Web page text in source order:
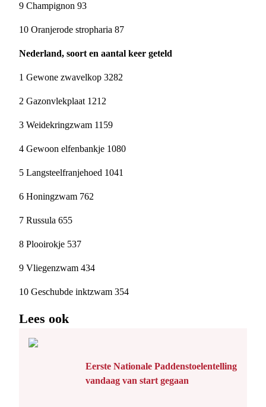
9 Champignon 93
10 Oranjerode stropharia 87
Nederland, soort en aantal keer geteld
1 Gewone zwavelkop 3282
2 Gazonvlekplaat 1212
3 Weidekringzwam 1159
4 Gewoon elfenbankje 1080
5 Langsteelfranjehoed 1041
6 Honingzwam 762
7 Russula 655
8 Plooirokje 537
9 Vliegenzwam 434
10 Geschubde inktzwam 354
Lees ook
Eerste Nationale Paddenstoelentelling
vandaag van start gegaan